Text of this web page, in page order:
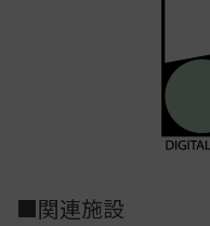
■関連施設